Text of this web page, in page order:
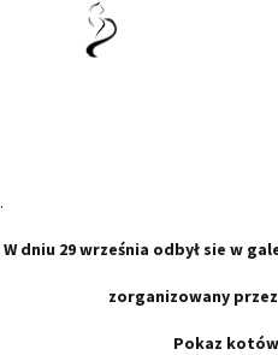
.
W dniu 29 września odbył sie w
zorganizowany przez
Pokaz